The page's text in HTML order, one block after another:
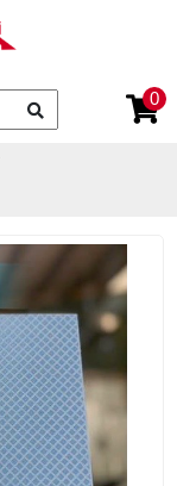
0